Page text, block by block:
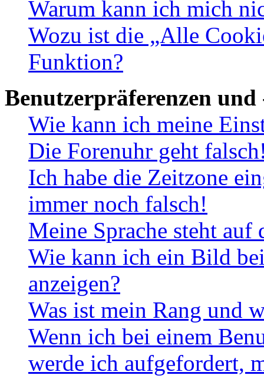
Warum kann ich mich
Wozu ist die „Alle
Funktion?
Benutzerpräferenzen und
Wie kann ich meine
Die Forenuhr geht
Ich habe die Zeitzone
immer noch falsch!
Meine Sprache steht
Wie kann ich ein Bild
anzeigen?
Was ist mein Rang und
Wenn ich bei einem
werde ich aufgefordert,